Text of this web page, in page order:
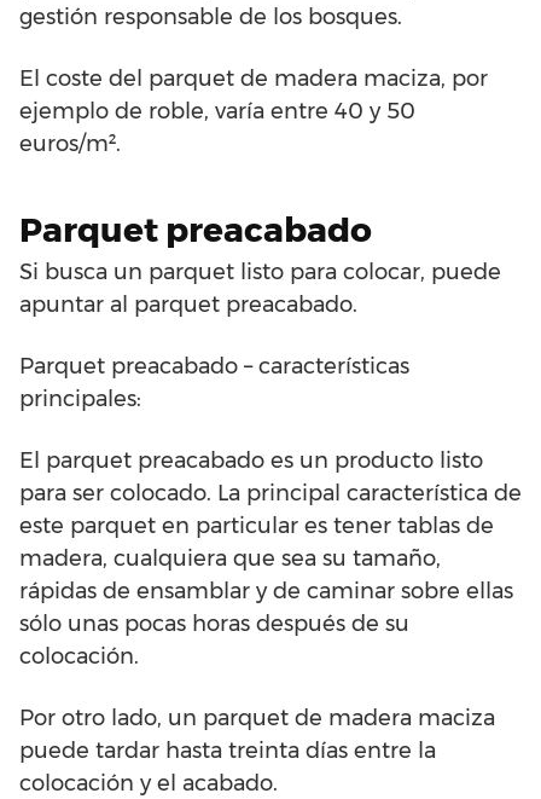
gestión responsable de los bosques.
El coste del parquet de madera maciza, por
ejemplo de roble, varía entre 40 y 50
euros/m².
Parquet preacabado
Si busca un parquet listo para colocar, puede
apuntar al parquet preacabado.
Parquet preacabado – características
principales:
El parquet preacabado es un producto listo
para ser colocado. La principal característica de
este parquet en particular es tener tablas de
madera, cualquiera que sea su tamaño,
rápidas de ensamblar y de caminar sobre ellas
sólo unas pocas horas después de su
colocación.
Por otro lado, un parquet de madera maciza
puede tardar hasta treinta días entre la
colocación y el acabado.